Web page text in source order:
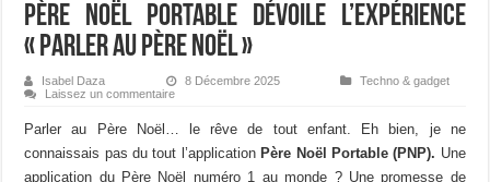
Père Noël Portable dévoile l’expérience
« Parler au Père Noël »
Isabel Daza 8 Décembre 2025
Techno & gadget
Laissez un commentaire
Parler au Père Noël… le rêve de tout enfant. Eh bien, je ne
connaissais pas du tout l’application Père Noël Portable (PNP). Une
application du Père Noël numéro 1 au monde ? Une promesse de